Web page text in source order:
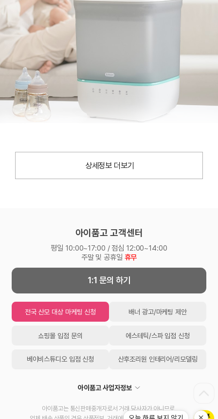
상세정보 더보기
아이품고 고객센터
평일 10:00~17:00 / 점심 12:00~14:00
주말 및 공휴일 휴무
1:1 문의 하기
전국 산모 대상 마케팅 신청 배너 광고/마케팅 제안
쇼핑몰 입점 문의 에스테틱/스파 입점 신청
베이비스튜디오 입점 신청 산후조리원 인테리어/리모델링
아이품고 사업자정보
아이품고는 통신판매중개자로서 거래 당사자가 아니므로,